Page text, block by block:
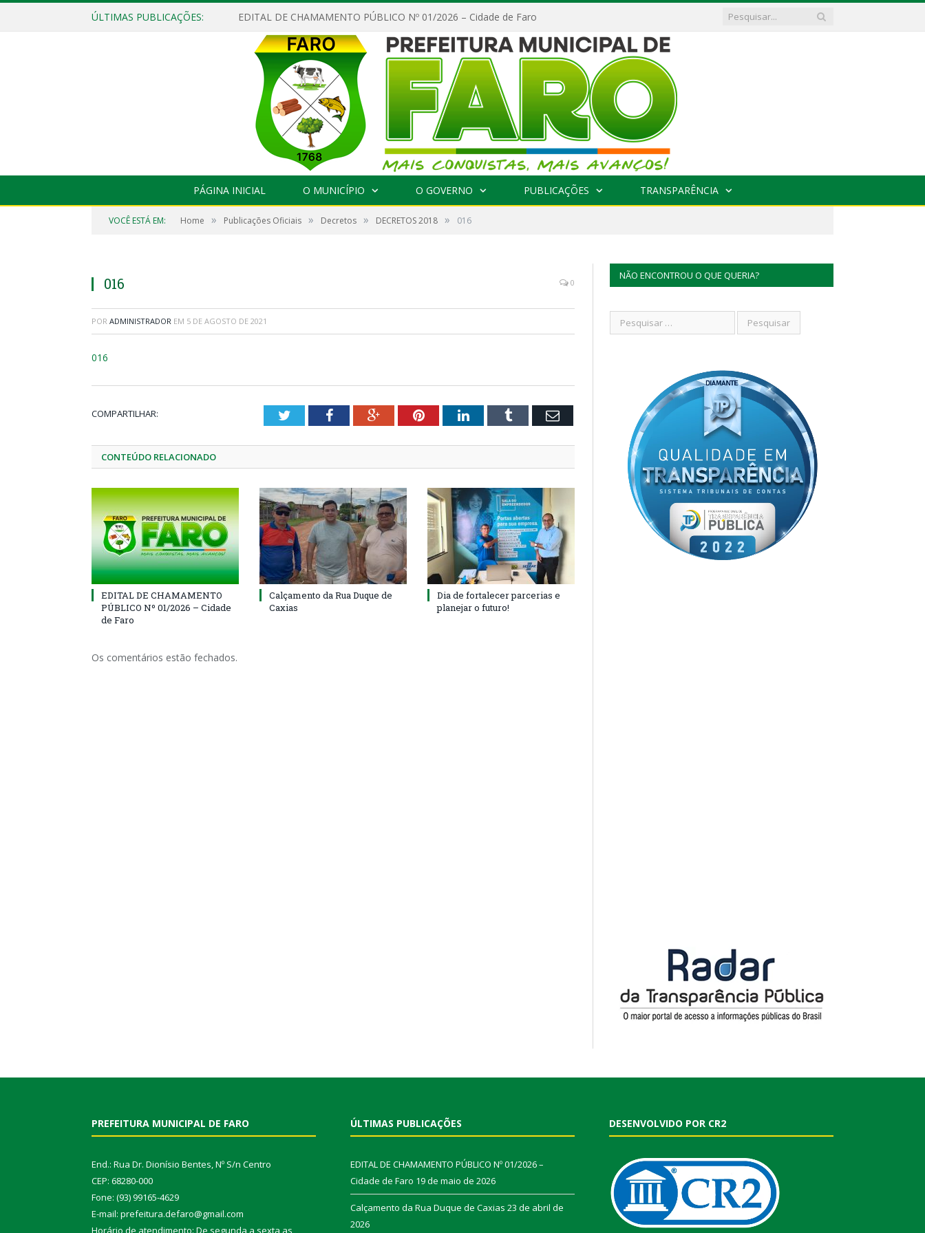
ÚLTIMAS PUBLICAÇÕES: EDITAL DE CHAMAMENTO PÚBLICO Nº 01/2026 – Cidade de Faro
PÁGINA INICIAL O MUNICÍPIO O GOVERNO PUBLICAÇÕES TRANSPARÊNCIA
VOCÊ ESTÁ EM: Home » Publicações Oficiais » Decretos » DECRETOS 2018 » 016
016 0
POR ADMINISTRADOR EM 5 DE AGOSTO DE 2021
016
COMPARTILHAR: TwitterFacebookGoogle+PinterestLinkedInTumblr Email
CONTEÚDO RELACIONADO
EDITAL DE CHAMAMENTO
PÚBLICO Nº 01/2026 – Cidade
de Faro
Calçamento da Rua Duque de
Caxias
Dia de fortalecer parcerias e
planejar o futuro!
Os comentários estão fechados.
NÃO ENCONTROU O QUE QUERIA?
PREFEITURA MUNICIPAL DE FARO
End.: Rua Dr. Dionísio Bentes, Nº S/n Centro
CEP: 68280-000
Fone: (93) 99165-4629
E-mail: prefeitura.defaro@gmail.com
Horário de atendimento: De segunda a sexta as
ÚLTIMAS PUBLICAÇÕES
EDITAL DE CHAMAMENTO PÚBLICO Nº 01/2026 –
Cidade de Faro 19 de maio de 2026
Calçamento da Rua Duque de Caxias 23 de abril de
2026
DESENVOLVIDO POR CR2